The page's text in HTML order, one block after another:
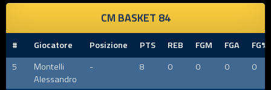
CM BASKET 84
# Giocatore Posizione PTS REB FGM FGA
FG%
5
Montelli
Alessandro
- 8 0 0 0 0